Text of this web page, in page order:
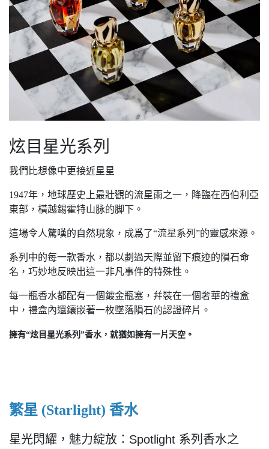
炫目星光系列
我們比想像中更接近星星
1947年，地球歷史上最壯觀的流星雨之一，降臨在西伯利亞
東部，橫越錫霍特山脉的脚下。
這場令人驚嘆的自然現象，成爲了“流星系列”的靈感來源。
系列中的每一款香水，都以劃過天際並留下痕迹的隕石命
名，巧妙地反映出這一非凡事件的特殊性。
每一瓶香水都配有一個鍍金瓶塞，幷裝在一個奢華的禮盒
中，禮盒內還鑲嵌著一枚墜落隕石的認證碎片。
擁有“炫目星光系列”香水，就猶如擁有一片天空。
繁星 (Starlight) 香水
星光閃耀，魅力綻放：Spotlight 系列香水之